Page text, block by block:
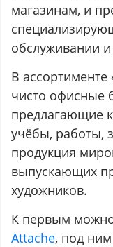
магазинам, и
обслуживании
В ассортименте
чисто офисные
предлагающие
учёбы, работы,
продукция
выпускающих
художников.
К первым
Attache, под